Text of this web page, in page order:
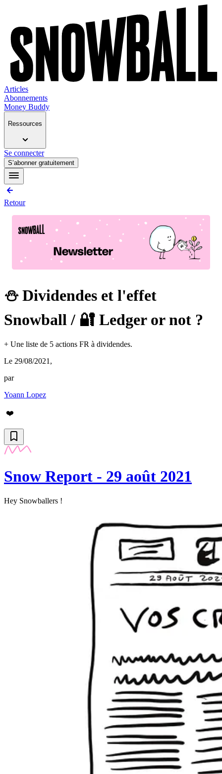
Articles
Abonnements
Money Buddy
Ressources
Se connecter
S’abonner gratuitement
Retour
⛄️ Dividendes et l'effet
Snowball / 🔐 Ledger or not ?
+ Une liste de 5 actions FR à dividendes.
Le 29/08/2021 ,
par
Yoann Lopez
❤️
Snow Report - 29 août 2021
Hey Snowballers !